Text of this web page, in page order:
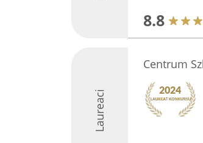
8.8
Laureaci
Centrum